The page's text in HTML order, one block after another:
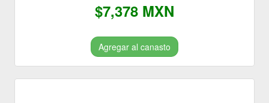
$7,378 MXN
Agregar al canasto